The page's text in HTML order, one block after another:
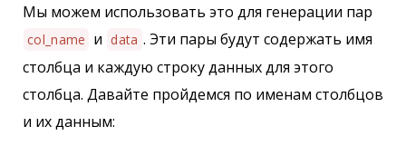
Мы можем использовать это для генерации пар
col_name и data . Эти пары будут содержать имя
столбца и каждую строку данных для этого
столбца. Давайте пройдемся по именам столбцов
и их данным: